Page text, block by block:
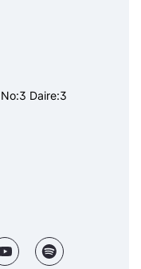
Daire:3